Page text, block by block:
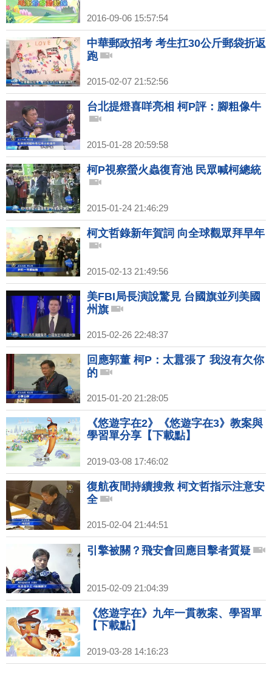
2016-09-06 15:57:54
中華郵政招考 考生扛30公斤郵袋折返
跑
2015-02-07 21:52:56
台北提燈喜咩亮相 柯P評：腳粗像牛
2015-01-28 20:59:58
柯P視察螢火蟲復育池 民眾喊柯總統
2015-01-24 21:46:29
柯文哲錄新年賀詞 向全球觀眾拜早年
2015-02-13 21:49:56
美FBI局長演說驚見 台國旗並列美國
州旗
2015-02-26 22:48:37
回應郭董 柯P：太囂張了 我沒有欠你
的
2015-01-20 21:28:05
《悠遊字在2》《悠遊字在3》教案與
學習單分享【下載點】
2019-03-08 17:46:02
復航夜間持續搜救 柯文哲指示注意安
全
2015-02-04 21:44:51
引擎被關？飛安會回應目擊者質疑
2015-02-09 21:04:39
《悠遊字在》九年一貫教案、學習單
【下載點】
2019-03-28 14:16:23